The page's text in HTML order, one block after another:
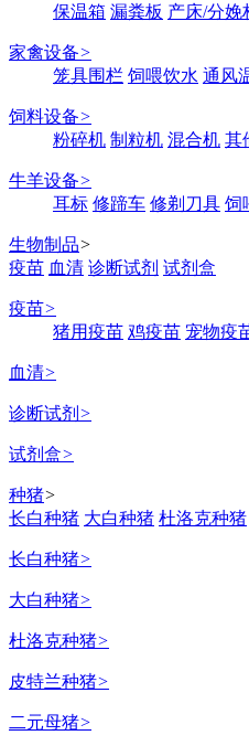
保温箱 漏粪板 产床/分娩
家禽设备>
笼具围栏 饲喂饮水 通风
饲料设备>
粉碎机 制粒机 混合机 其
牛羊设备>
耳标 修蹄车 修剃刀具 饲
生物制品>
疫苗 血清 诊断试剂 试剂盒
疫苗>
猪用疫苗 鸡疫苗 宠物疫
血清>
诊断试剂 >
试剂盒>
种猪>
长白种猪 大白种猪 杜洛克种猪
长白种猪>
大白种猪>
杜洛克种猪>
皮特兰种猪>
二元母猪>